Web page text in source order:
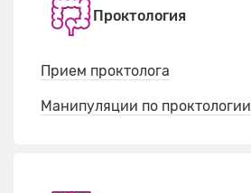
Проктология
Прием проктолога
Манипуляции по проктологии